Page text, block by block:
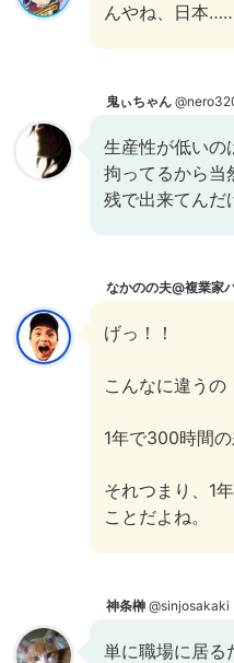
んやね、日本
鬼ぃちゃん
生産性が低いの
拘ってるから当
残で出来てんだ
なかのの夫@複業家
げっ！！
こんなに違うの
1年で300時間の
それつまり、1
ことだよね。
神条榊 @sinjosakaki
単に職場に居る